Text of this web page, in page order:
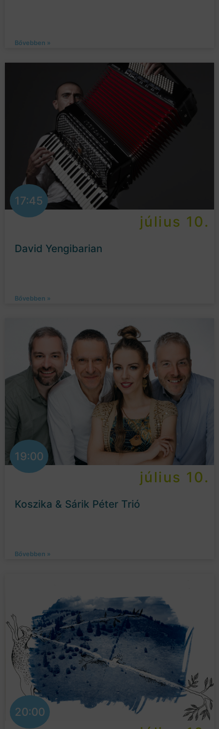
Bővebben »
17:45
július 10.
David Yengibarian
Bővebben »
19:00
július 10.
Koszika & Sárik Péter Trió
Bővebben »
20:00